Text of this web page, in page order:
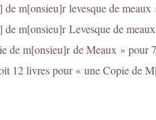
m[onsieu]r levesque de
m[onsieu]r Levesque de
de m[onsieu]r de Meaux » pour
12 livres pour « une Copie de